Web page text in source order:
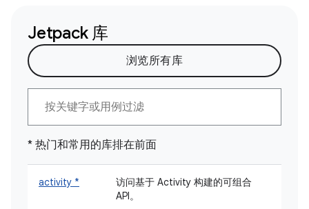
Jetpack 库
浏览所有库
* 热门和常用的库排在前面
activity *
访问基于 Activity 构建的可组合
API。